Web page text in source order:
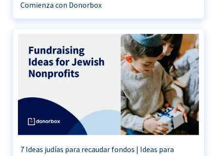
Comienza con Donorbox
7 Ideas judías para recaudar fondos | Ideas para